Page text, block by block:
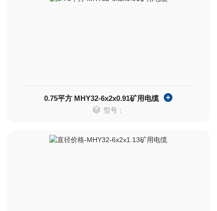
0.75平方 MHY32-6x2x0.91矿用电缆
型号：